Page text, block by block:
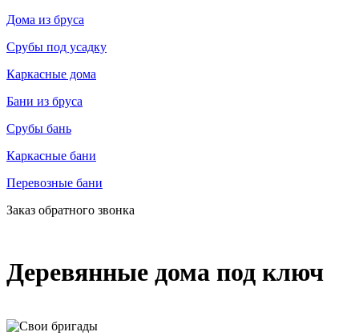
Дома из бруса
Срубы под усадку
Каркасные дома
Бани из бруса
Срубы бань
Каркасные бани
Перевозные бани
Заказ обратного звонка
Деревянные дома под ключ